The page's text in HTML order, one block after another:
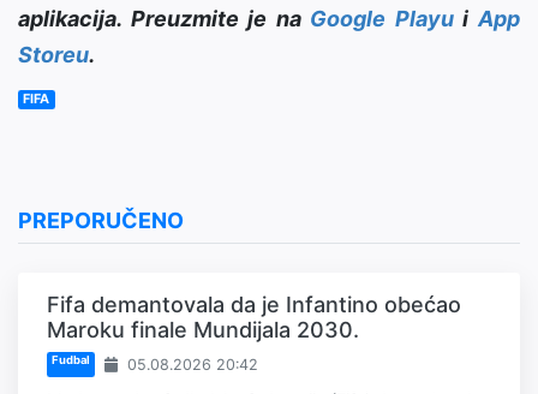
aplikacija. Preuzmite je na Google PlayuiApp
Storeu.
FIFA
PREPORUČENO
Fifa demantovala da je Infantino obećao
Maroku finale Mundijala 2030.
Fudbal 05.08.2026 20:42